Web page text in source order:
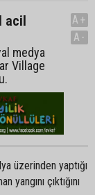
acil
medya
Village
A+
A-
üzerinden yaptığı
çıktığını